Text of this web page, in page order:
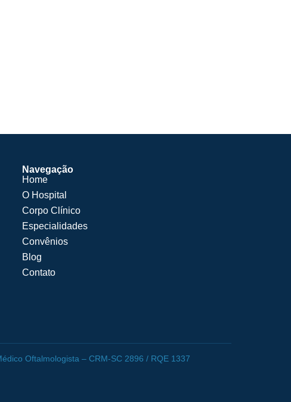
Navegação
Home
O Hospital
Corpo Clínico
Especialidades
Convênios
Blog
Contato
Oftalmologista – CRM-SC 2896 / RQE 1337